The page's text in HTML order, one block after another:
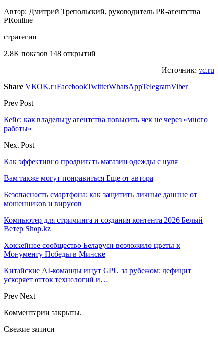
Автор: Дмитрий Трепольский, руководитель PR-агентства
PRonline
стратегия
2.8K показов 148 открытий
Источник: vc.ru
Share VKOK.ruFacebookTwitterWhatsAppTelegramViber
Prev Post
Кейс: как владельцу агентства повысить чек не через «много
работы»
Next Post
Как эффективно продвигать магазин одежды с нуля
Вам также могут понравиться Еще от автора
Безопасность смартфона: как защитить личные данные от
мошенников и вирусов
Компьютер для стриминга и создания контента 2026 Белый
Ветер Shop.kz
Хоккейное сообщество Беларуси возложило цветы к
Монументу Победы в Минске
Китайские AI-команды ищут GPU за рубежом: дефицит
ускоряет отток технологий и…
Prev Next
Комментарии закрыты.
Свежие записи